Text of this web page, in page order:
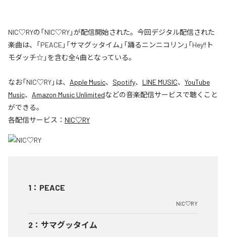
NIC♡RYの「NIC♡RY」が配信開始された。今回デジタル配信された
楽曲は、「PEACE」「サマグッタイム」「踊るニンニコリン」「Hey!!ト
モダッチ☆」を含む全4曲となっている。
なお「NIC♡RY」は、 Apple Music、 Spotify、 LINE MUSIC、 YouTube
Music、 Amazon Music Unlimitedなどの音楽配信サービスで聴くこと
ができる。
各配信サービス： NIC♡RY
1 ： PEACE
NIC♡RY
2 ： サマグッタイム